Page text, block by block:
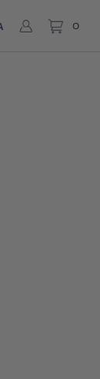
0